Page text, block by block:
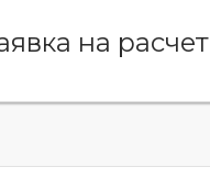
на расчет